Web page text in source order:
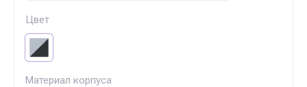
Цвет
Материал корпуса